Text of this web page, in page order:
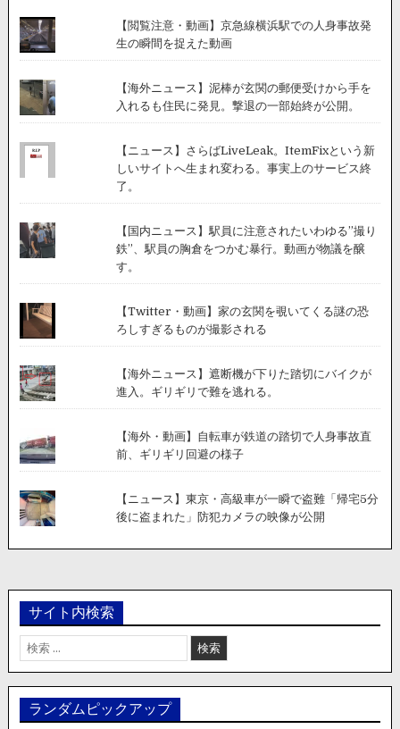
【閲覧注意・動画】京急線横浜駅での人身事故発
生の瞬間を捉えた動画
【海外ニュース】泥棒が玄関の郵便受けから手を
入れるも住民に発見。撃退の一部始終が公開。
【ニュース】さらばLiveLeak。ItemFixという新
しいサイトへ生まれ変わる。事実上のサービス終
了。
【国内ニュース】駅員に注意されたいわゆる”撮り
鉄”、駅員の胸倉をつかむ暴行。動画が物議を醸
す。
【Twitter・動画】家の玄関を覗いてくる謎の恐
ろしすぎるものが撮影される
【海外ニュース】遮断機が下りた踏切にバイクが
進入。ギリギリで難を逃れる。
【海外・動画】自転車が鉄道の踏切で人身事故直
前、ギリギリ回避の様子
【ニュース】東京・高級車が一瞬で盗難「帰宅5分
後に盗まれた」防犯カメラの映像が公開
サイト内検索
検
索:
ランダムピックアップ